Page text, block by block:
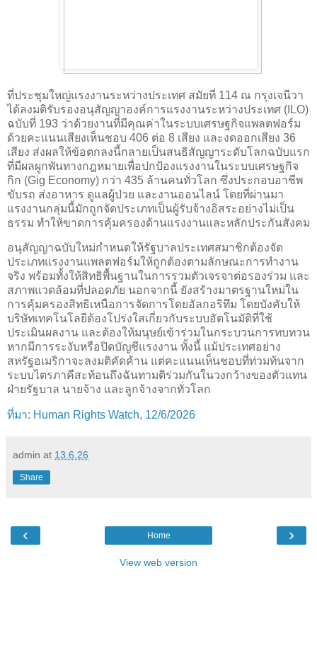
ที่ประชุมใหญ่แรงงานระหว่างประเทศ สมัยที่ 114 ณ กรุงเจนีวา
ได้ลงมติรับรองอนุสัญญาองค์การแรงงานระหว่างประเทศ (ILO)
ฉบับที่ 193 ว่าด้วยงานที่มีคุณค่าในระบบเศรษฐกิจแพลตฟอร์ม
ด้วยคะแนนเสียงเห็นชอบ 406 ต่อ 8 เสียง และงดออกเสียง 36
เสียง ส่งผลให้ข้อตกลงนี้กลายเป็นสนธิสัญญาระดับโลกฉบับแรก
ที่มีผลผูกพันทางกฎหมายเพื่อปกป้องแรงงานในระบบเศรษฐกิจ
กิก (Gig Economy) กว่า 435 ล้านคนทั่วโลก ซึ่งประกอบอาชีพ
ขับรถ ส่งอาหาร ดูแลผู้ป่วย และงานออนไลน์ โดยที่ผ่านมา
แรงงานกลุ่มนี้มักถูกจัดประเภทเป็นผู้รับจ้างอิสระอย่างไม่เป็น
ธรรม ทำให้ขาดการคุ้มครองด้านแรงงานและหลักประกันสังคม
อนุสัญญาฉบับใหม่กำหนดให้รัฐบาลประเทศสมาชิกต้องจัด
ประเภทแรงงานแพลตฟอร์มให้ถูกต้องตามลักษณะการทำงาน
จริง พร้อมทั้งให้สิทธิพื้นฐานในการรวมตัวเจรจาต่อรองร่วม และ
สภาพแวดล้อมที่ปลอดภัย นอกจากนี้ ยังสร้างมาตรฐานใหม่ใน
การคุ้มครองสิทธิเหนือการจัดการโดยอัลกอริทึม โดยบังคับให้
บริษัทเทคโนโลยีต้องโปร่งใสเกี่ยวกับระบบอัตโนมัติที่ใช้
ประเมินผลงาน และต้องให้มนุษย์เข้าร่วมในกระบวนการทบทวน
หากมีการระงับหรือปิดบัญชีแรงงาน ทั้งนี้ แม้ประเทศอย่าง
สหรัฐอเมริกาจะลงมติคัดค้าน แต่คะแนนเห็นชอบที่ท่วมท้นจาก
ระบบไตรภาคีสะท้อนถึงฉันทามติร่วมกันในวงกว้างของตัวแทน
ฝ่ายรัฐบาล นายจ้าง และลูกจ้างจากทั่วโลก
ที่มา: Human Rights Watch, 12/6/2026
admin at 13.6.26
Share
‹ ›
Home
View web version